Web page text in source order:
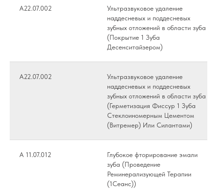
А22.07.002
Ультразвуковое удаление
наддесневых и поддесневых
зубных отложений в области зуба
(Покрытие 1 Зуба
Десенситайзером)
А22.07.002
Ультразвуковое удаление
наддесневых и поддесневых
зубных отложений в области зуба
(Герметизация Фиссур 1 Зуба
Стеклоиномерным Цементом
(Витремер) Или Силантами)
А 11.07.012
Глубокое фторирование эмали
зуба (Проведение
Реминерализующей Терапии
(1Сеанс))